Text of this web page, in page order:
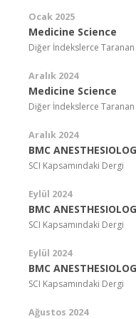
Ocak 2025
Medicine Science
Diğer İndekslerce
Aralık 2024
Medicine Science
Diğer İndekslerce
Aralık 2024
BMC
SCI Kapsamındaki Dergi
Eylül 2024
BMC
SCI Kapsamındaki Dergi
Eylül 2024
BMC
SCI Kapsamındaki Dergi
Ağustos 2024